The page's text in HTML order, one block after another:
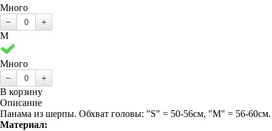
Много
M
Много
В корзину
Описание
Панама из шерпы. Обхват головы: "S" = 50-56см, "M" = 56-60см.
Материал: